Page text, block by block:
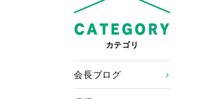
カテゴリ
会長ブログ